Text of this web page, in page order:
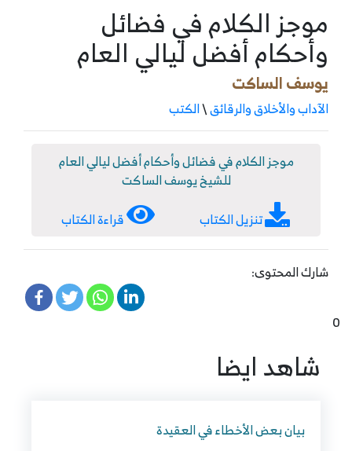
موجز الكلام في فضائل
وأحكام أفضل ليالي العام
يوسف الساكت
الآداب والأخلاق والرقائق\الكتب
موجز الكلام في فضائل وأحكام أفضل ليالي العام
للشيخ يوسف الساكت
تنزيل الكتاب
قراءة الكتاب
شارك المحتوى:
0
شاهد ايضا
بيان بعض الأخطاء في العقيدة